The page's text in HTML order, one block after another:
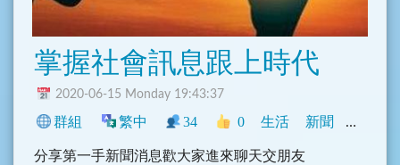
掌握社會訊息跟上時代
2020-06-15 Monday 19:43:37
群組 繁中 34 0 生活 新聞 中文圈
分享第一手新聞消息歡大家進來聊天交朋友